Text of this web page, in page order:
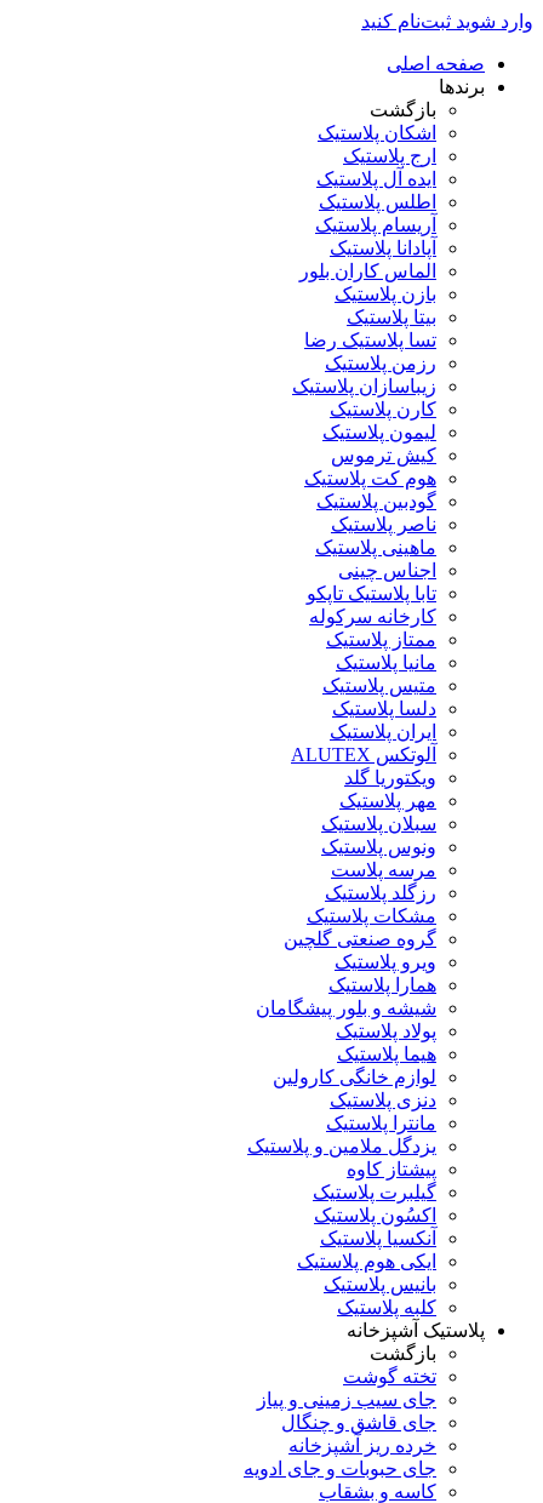
وارد شوید ثبت‌نام کنید
صفحه اصلی
برندها
بازگشت
اشکان پلاستیک
ارج پلاستیک
ایده آل پلاستیک
اطلس پلاستیک
آریسام پلاستیک
آپادانا پلاستیک
الماس کاران بلور
بازن پلاستیک
بیتا پلاستیک
تسا پلاستیک رضا
رزمن پلاستیک
زیباسازان پلاستیک
کارن پلاستیک
لیمون پلاستیک
کیش ترموس
هوم کت پلاستیک
گودبین پلاستیک
ناصر پلاستیک
ماهینی پلاستیک
اجناس چینی
تابا پلاستیک تاپکو
کارخانه سرکوله
ممتاز پلاستیک
مانیا پلاستیک
متیس پلاستیک
دلسا پلاستیک
ایران پلاستیک
آلوتکس ALUTEX
ویکتوریا گلد
مهر پلاستیک
سبلان پلاستیک
ونوس پلاستیک
مرسه پلاست
رزگلد پلاستیک
مشکات پلاستیک
گروه صنعتی گلچین
ویرو پلاستیک
همارا پلاستیک
شیشه و بلور پیشگامان
پولاد پلاستیک
هیما پلاستیک
لوازم خانگی کارولین
دنزی پلاستیک
مانترا پلاستیک
یزدگل ملامین و پلاستیک
پیشتاز کاوه
گیلبرت پلاستیک
اکسُون پلاستیک
آنکسیا پلاستیک
ایکی هوم پلاستیک
بانیس پلاستیک
کلبه پلاستیک
پلاستیک آشپزخانه
بازگشت
تخته گوشت
جای سیب زمینی و پیاز
جای قاشق و چنگال
خرده ریز آشپزخانه
جای حبوبات و جای ادویه
کاسه و بشقاب